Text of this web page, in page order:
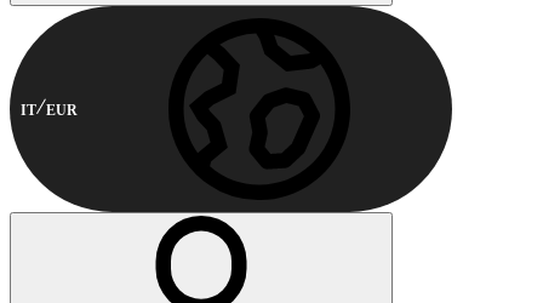
IT EUR